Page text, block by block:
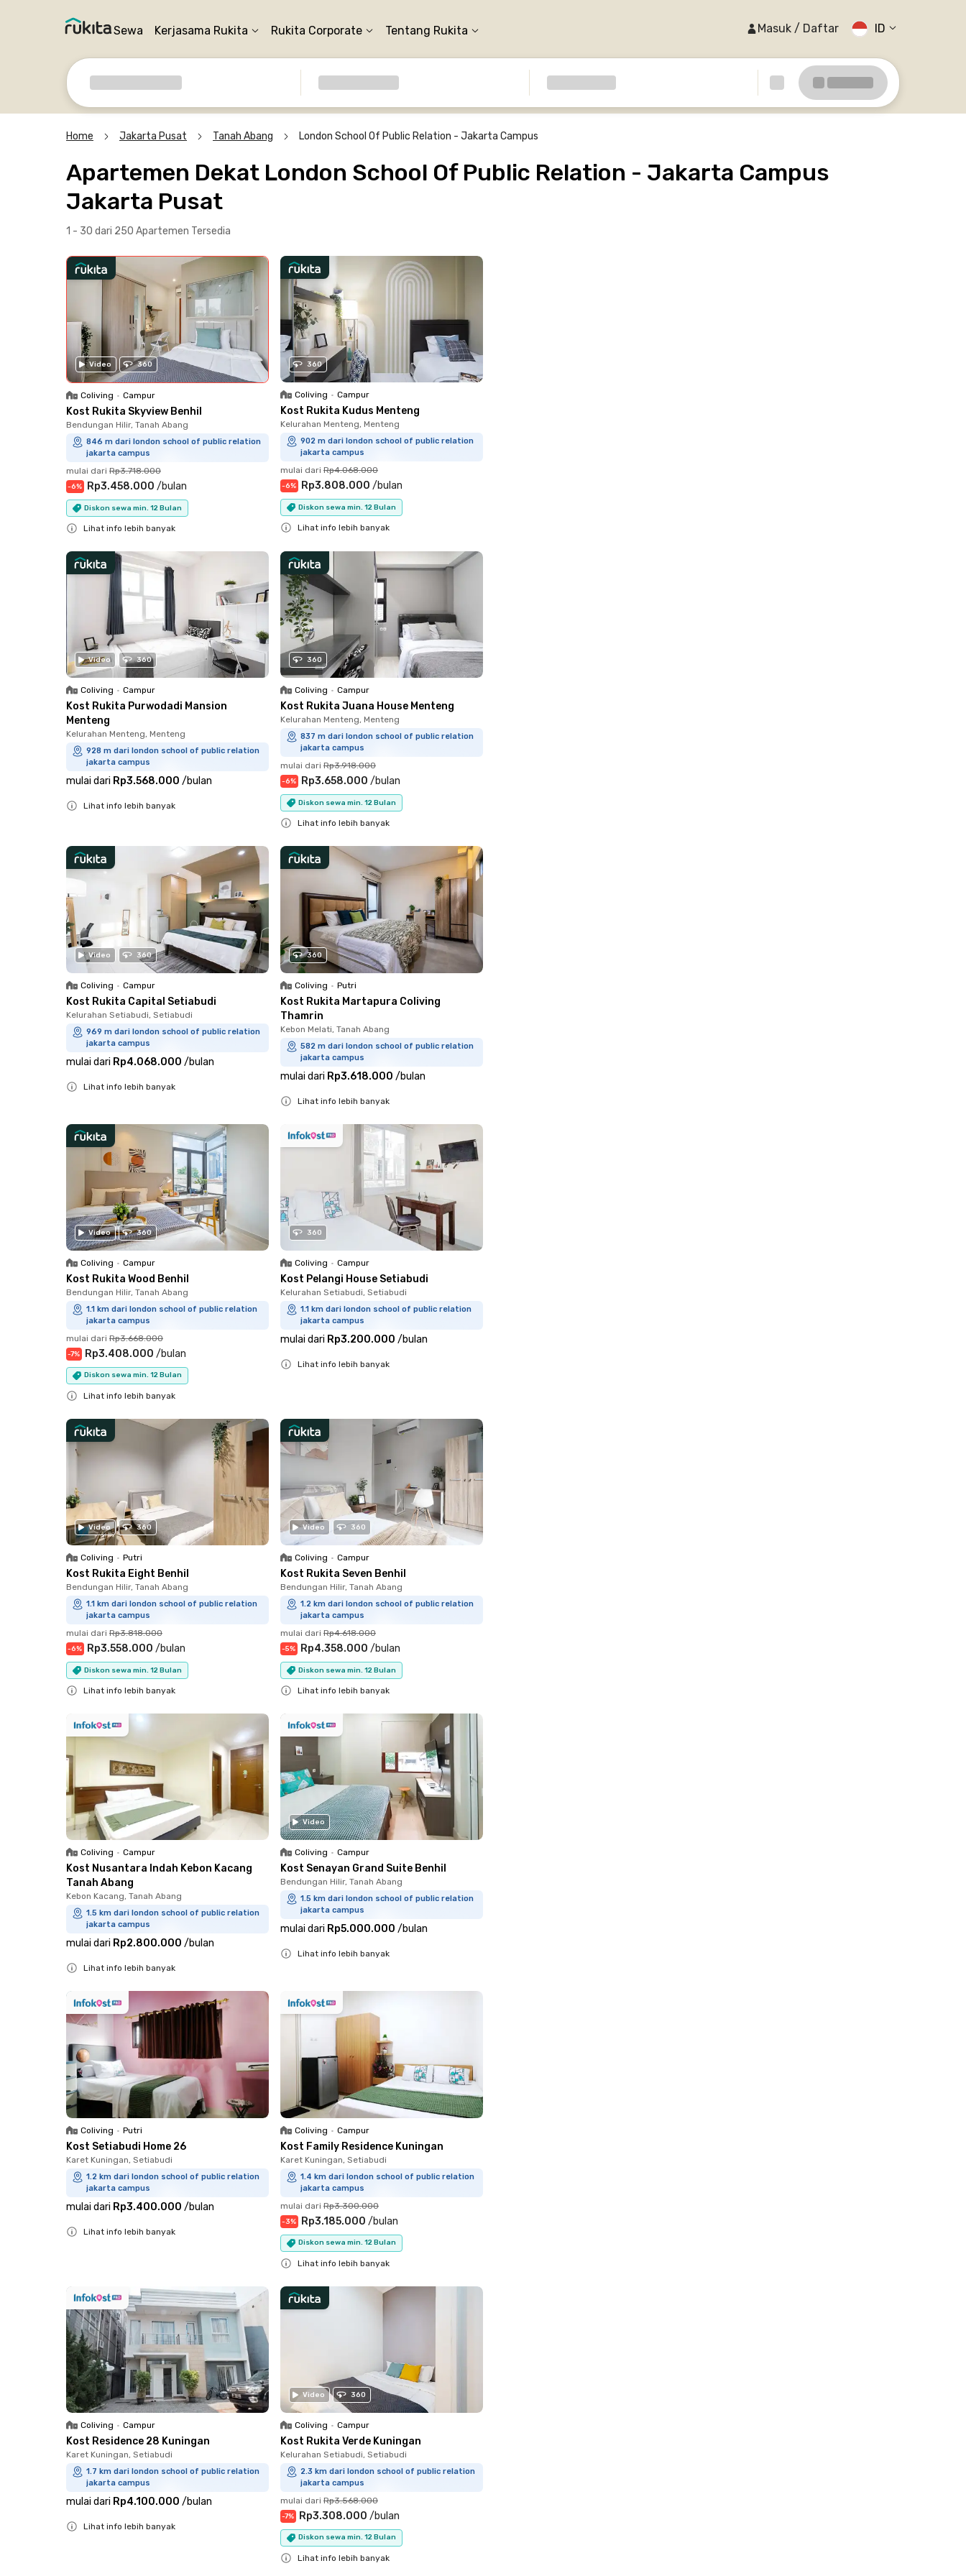
Sewa Kerjasama Rukita Rukita Corporate Tentang Rukita Masuk / Daftar ID
Home Jakarta Pusat Tanah Abang London School Of Public Relation - Jakarta Campus
Apartemen Dekat London School Of Public Relation - Jakarta Campus
Jakarta Pusat
1 - 30 dari 250 Apartemen Tersedia
Video 360
Coliving • Campur
Kost Rukita Skyview Benhil
Bendungan Hilir, Tanah Abang
846 m dari london school of public relation
jakarta campus
mulai dari Rp3.718.000
-6% Rp3.458.000 /bulan
Diskon sewa min. 12 Bulan
Lihat info lebih banyak
360
Coliving • Campur
Kost Rukita Kudus Menteng
Kelurahan Menteng, Menteng
902 m dari london school of public relation
jakarta campus
mulai dari Rp4.068.000
-6% Rp3.808.000 /bulan
Diskon sewa min. 12 Bulan
Lihat info lebih banyak
Video 360
Coliving • Campur
Kost Rukita Purwodadi Mansion
Menteng
Kelurahan Menteng, Menteng
928 m dari london school of public relation
jakarta campus
mulai dari Rp3.568.000 /bulan
Lihat info lebih banyak
360
Coliving • Campur
Kost Rukita Juana House Menteng
Kelurahan Menteng, Menteng
837 m dari london school of public relation
jakarta campus
mulai dari Rp3.918.000
-6% Rp3.658.000 /bulan
Diskon sewa min. 12 Bulan
Lihat info lebih banyak
Video 360
Coliving • Campur
Kost Rukita Capital Setiabudi
Kelurahan Setiabudi, Setiabudi
969 m dari london school of public relation
jakarta campus
mulai dari Rp4.068.000 /bulan
Lihat info lebih banyak
360
Coliving • Putri
Kost Rukita Martapura Coliving
Thamrin
Kebon Melati, Tanah Abang
582 m dari london school of public relation
jakarta campus
mulai dari Rp3.618.000 /bulan
Lihat info lebih banyak
Video 360
Coliving • Campur
Kost Rukita Wood Benhil
Bendungan Hilir, Tanah Abang
1.1 km dari london school of public relation
jakarta campus
mulai dari Rp3.668.000
-7% Rp3.408.000 /bulan
Diskon sewa min. 12 Bulan
Lihat info lebih banyak
360
Coliving • Campur
Kost Pelangi House Setiabudi
Kelurahan Setiabudi, Setiabudi
1.1 km dari london school of public relation
jakarta campus
mulai dari Rp3.200.000 /bulan
Lihat info lebih banyak
Video 360
Coliving • Putri
Kost Rukita Eight Benhil
Bendungan Hilir, Tanah Abang
1.1 km dari london school of public relation
jakarta campus
mulai dari Rp3.818.000
-6% Rp3.558.000 /bulan
Diskon sewa min. 12 Bulan
Lihat info lebih banyak
Video 360
Coliving • Campur
Kost Rukita Seven Benhil
Bendungan Hilir, Tanah Abang
1.2 km dari london school of public relation
jakarta campus
mulai dari Rp4.618.000
-5% Rp4.358.000 /bulan
Diskon sewa min. 12 Bulan
Lihat info lebih banyak
Coliving • Campur
Kost Nusantara Indah Kebon Kacang
Tanah Abang
Kebon Kacang, Tanah Abang
1.5 km dari london school of public relation
jakarta campus
mulai dari Rp2.800.000 /bulan
Lihat info lebih banyak
Video
Coliving • Campur
Kost Senayan Grand Suite Benhil
Bendungan Hilir, Tanah Abang
1.5 km dari london school of public relation
jakarta campus
mulai dari Rp5.000.000 /bulan
Lihat info lebih banyak
Coliving • Putri
Kost Setiabudi Home 26
Karet Kuningan, Setiabudi
1.2 km dari london school of public relation
jakarta campus
mulai dari Rp3.400.000 /bulan
Lihat info lebih banyak
Coliving • Campur
Kost Family Residence Kuningan
Karet Kuningan, Setiabudi
1.4 km dari london school of public relation
jakarta campus
mulai dari Rp3.300.000
-3% Rp3.185.000 /bulan
Diskon sewa min. 12 Bulan
Lihat info lebih banyak
Coliving • Campur
Kost Residence 28 Kuningan
Karet Kuningan, Setiabudi
1.7 km dari london school of public relation
jakarta campus
mulai dari Rp4.100.000 /bulan
Lihat info lebih banyak
Video 360
Coliving • Campur
Kost Rukita Verde Kuningan
Kelurahan Setiabudi, Setiabudi
2.3 km dari london school of public relation
jakarta campus
mulai dari Rp3.568.000
-7% Rp3.308.000 /bulan
Diskon sewa min. 12 Bulan
Lihat info lebih banyak